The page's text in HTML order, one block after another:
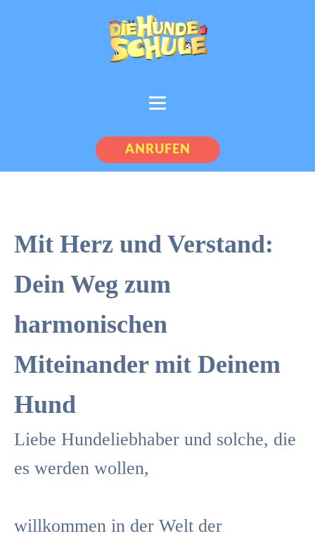
ANRUFEN
Mit Herz und Verstand:
Dein Weg zum
harmonischen
Miteinander mit Deinem
Hund
Liebe Hundeliebhaber und solche, die
es werden wollen,
willkommen in der Welt der